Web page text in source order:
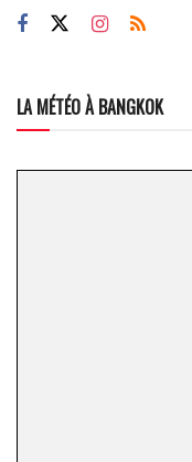
LA MÉTÉO À BANGKOK